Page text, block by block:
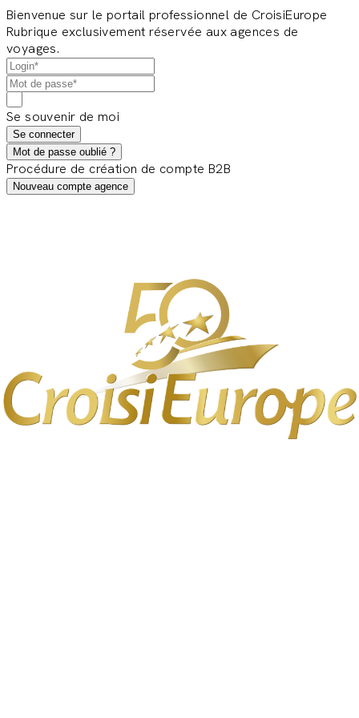
Bienvenue sur le portail professionnel de CroisiEurope
Rubrique exclusivement réservée aux agences de
voyages.
Se souvenir de moi
Se connecter
Mot de passe oublié ?
Procédure de création de compte B2B
Nouveau compte agence